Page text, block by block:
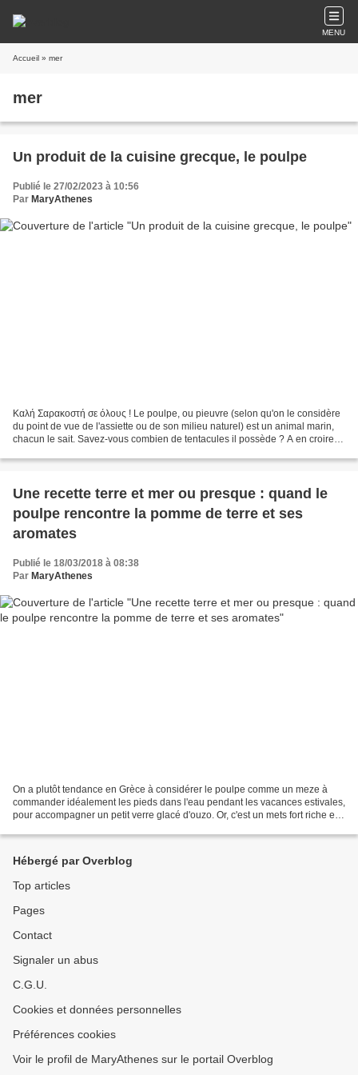
MENU
Accueil » mer
mer
Un produit de la cuisine grecque, le poulpe
Publié le 27/02/2023 à 10:56
Par MaryAthenes
Καλή Σαρακοστή σε όλους ! Le poulpe, ou pieuvre (selon qu'on le considère
du point de vue de l'assiette ou de son milieu naturel) est un animal marin,
chacun le sait. Savez-vous combien de tentacules il possède ? A en croire
Une recette terre et mer ou presque : quand le
poulpe rencontre la pomme de terre et ses
aromates
Publié le 18/03/2018 à 08:38
Par MaryAthenes
On a plutôt tendance en Grèce à considérer le poulpe comme un meze à
commander idéalement les pieds dans l'eau pendant les vacances estivales,
pour accompagner un petit verre glacé d'ouzo. Or, c'est un mets fort riche en
Hébergé par Overblog
Top articles
Pages
Contact
Signaler un abus
C.G.U.
Cookies et données personnelles
Préférences cookies
Voir le profil de MaryAthenes sur le portail Overblog